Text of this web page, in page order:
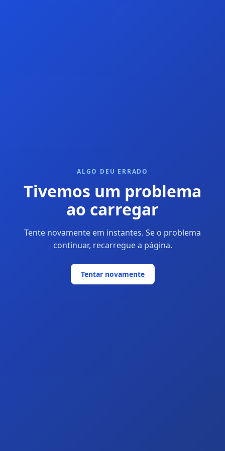
ALGO DEU ERRADO
Tivemos um problema
ao carregar
Tente novamente em instantes. Se o problema
continuar, recarregue a página.
Tentar novamente